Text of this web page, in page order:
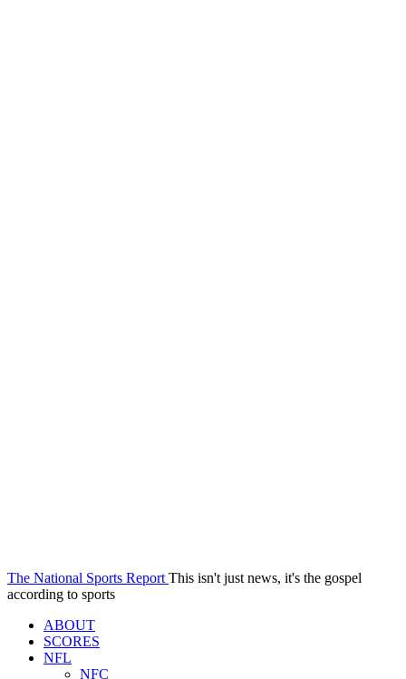
The National Sports Report This isn't just news, it's the gospel
according to sports
ABOUT
SCORES
NFL
NFC